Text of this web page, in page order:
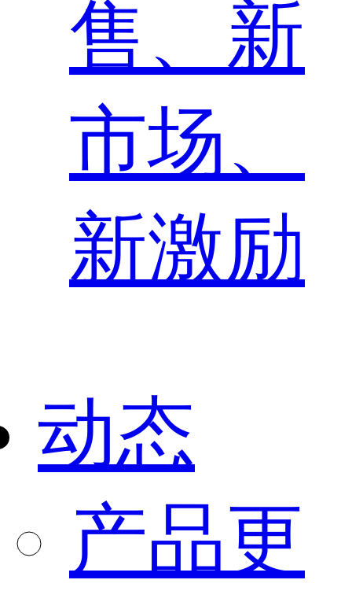
售、新
市场、
新激励
动态
产品更